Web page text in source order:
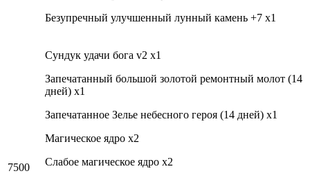
Безупречный улучшенный лунный камень +7 x1
7500
Cундук удачи бога v2 x1
Запечатанный большой золотой ремонтный молот (14
дней) x1
Запечатанное Зелье небесного героя (14 дней) x1
Магическое ядро x2
Слабое магическое ядро x2